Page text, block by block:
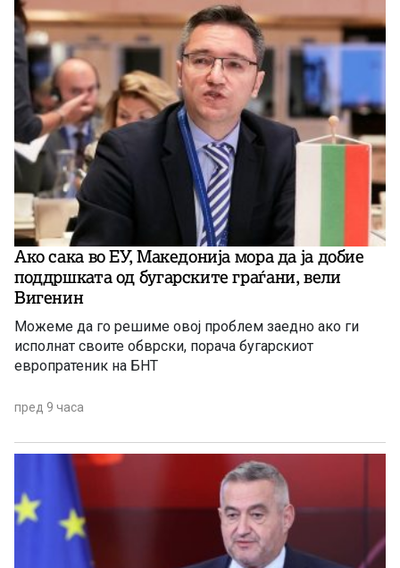
Ако сака во ЕУ, Македонија мора да ја добие
поддршката од бугарските граѓани, вели
Вигенин
Можеме да го решиме овој проблем заедно ако ги
исполнат своите обврски, порача бугарскиот
европратеник на БНТ
пред 9 часа